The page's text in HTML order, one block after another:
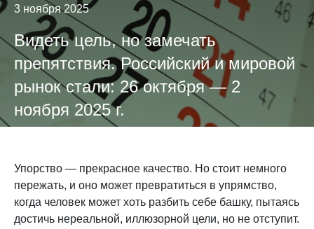
3 ноября 2025
Видеть цель, но замечать
препятствия. Российский и мировой
рынок стали: 26 октября — 2
ноября 2025 г.
Упорство — прекрасное качество. Но стоит немного
пережать, и оно может превратиться в упрямство,
когда человек может хоть разбить себе башку, пытаясь
достичь нереальной, иллюзорной цели, но не отступит.